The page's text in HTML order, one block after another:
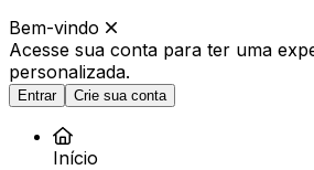
Bem-vindo
Acesse sua conta para ter uma
personalizada.
Entrar Crie sua conta
Início